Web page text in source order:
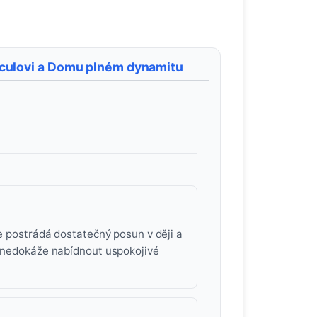
a Domu plném dynamitu
postrádá dostatečný posun v ději a
nabídnout uspokojivé